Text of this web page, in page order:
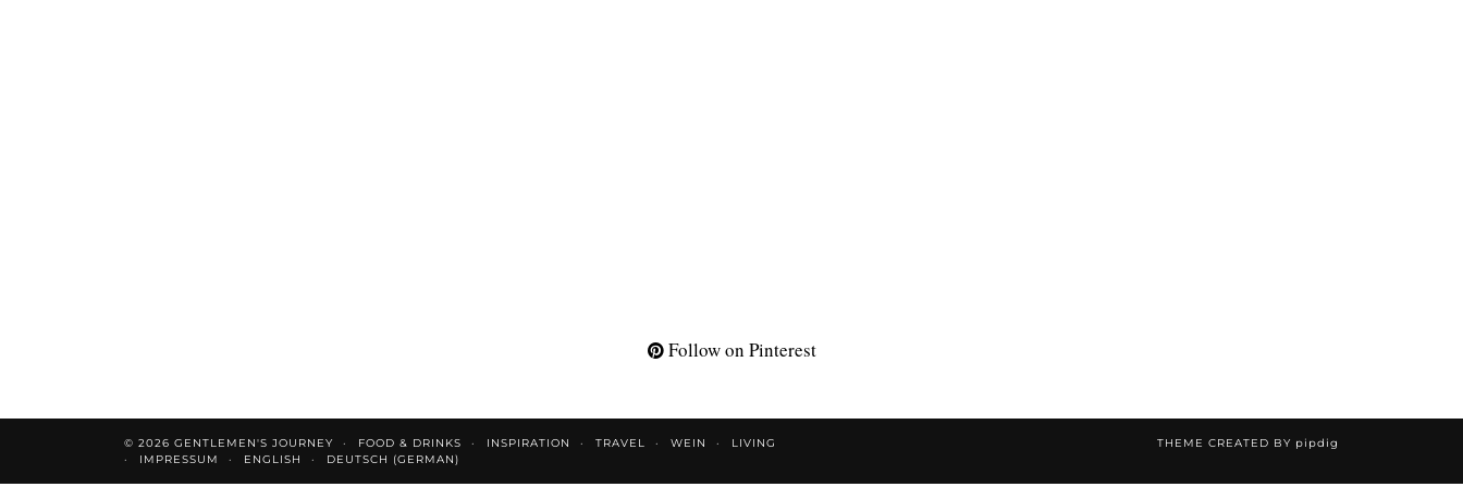
Follow on Pinterest
© 2026 GENTLEMEN'S JOURNEY FOOD & DRINKS INSPIRATION TRAVEL WEIN
LIVING
IMPRESSUM
ENGLISH DEUTSCH (GERMAN)
THEME CREATED BY pipdig